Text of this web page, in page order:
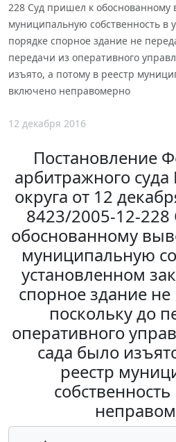
228 Суд пришел к обоснованному
муниципальную собственность в
порядке спорное здание не
передачи из оперативного
изъято, а потому в реестр
включено неправомерно
12 декабря 2016
Постановление
арбитражного суда
округа от 12
8423/2005-12-
обоснованному
муниципальную
установленном
спорное здание
поскольку до
оперативного
сада было
реестр